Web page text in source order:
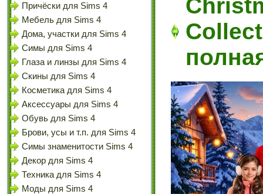
Причёски для Sims 4
Мебель для Sims 4
Дома, участки для Sims 4
Симы для Sims 4
Глаза и линзы для Sims 4
Скины для Sims 4
Косметика для Sims 4
Аксессуары для Sims 4
Обувь для Sims 4
Брови, усы и т.п. для Sims 4
Симы знаменитости Sims 4
Декор для Sims 4
Техника для Sims 4
Моды для Sims 4